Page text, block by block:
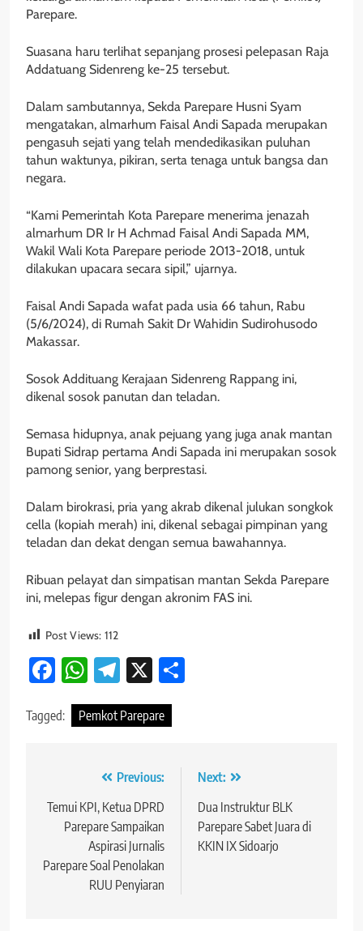
Parepare.
Suasana haru terlihat sepanjang prosesi pelepasan Raja
Addatuang Sidenreng ke-25 tersebut.
Dalam sambutannya, Sekda Parepare Husni Syam
mengatakan, almarhum Faisal Andi Sapada merupakan
pengasuh sejati yang telah mendedikasikan puluhan
tahun waktunya, pikiran, serta tenaga untuk bangsa dan
negara.
“Kami Pemerintah Kota Parepare menerima jenazah
almarhum DR Ir H Achmad Faisal Andi Sapada MM,
Wakil Wali Kota Parepare periode 2013-2018, untuk
dilakukan upacara secara sipil,” ujarnya.
Faisal Andi Sapada wafat pada usia 66 tahun, Rabu
(5/6/2024), di Rumah Sakit Dr Wahidin Sudirohusodo
Makassar.
Sosok Addituang Kerajaan Sidenreng Rappang ini,
dikenal sosok panutan dan teladan.
Semasa hidupnya, anak pejuang yang juga anak mantan
Bupati Sidrap pertama Andi Sapada ini merupakan sosok
pamong senior, yang berprestasi.
Dalam birokrasi, pria yang akrab dikenal julukan songkok
cella (kopiah merah) ini, dikenal sebagai pimpinan yang
teladan dan dekat dengan semua bawahannya.
Ribuan pelayat dan simpatisan mantan Sekda Parepare
ini, melepas figur dengan akronim FAS ini.
Post Views: 112
Facebook
WhatsApp
Telegram
X
Tagged: Pemkot Parepare
Navigasi
pos
Previous:
Temui KPI, Ketua DPRD
Parepare Sampaikan
Aspirasi Jurnalis
Parepare Soal Penolakan
RUU Penyiaran
Next:
Dua Instruktur BLK
Parepare Sabet Juara di
KKIN IX Sidoarjo